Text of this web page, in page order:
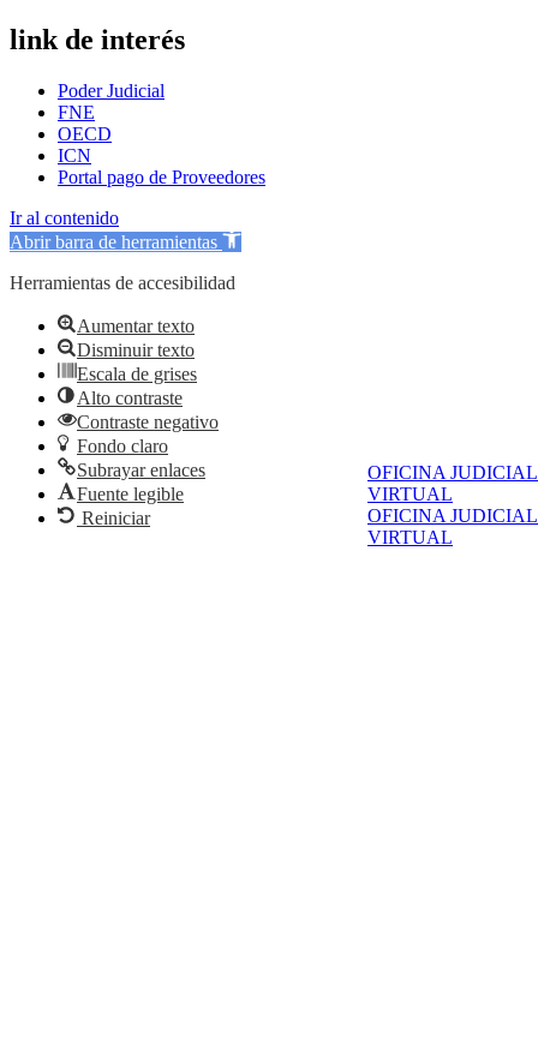
OFICINA JUDICIAL
VIRTUAL
OFICINA JUDICIAL
VIRTUAL
link de interés
Poder Judicial
FNE
OECD
ICN
Portal pago de Proveedores
Ir al contenido
Abrir barra de herramientas
Herramientas de accesibilidad
Aumentar texto
Disminuir texto
Escala de grises
Alto contraste
Contraste negativo
Fondo claro
Subrayar enlaces
Fuente legible
Reiniciar